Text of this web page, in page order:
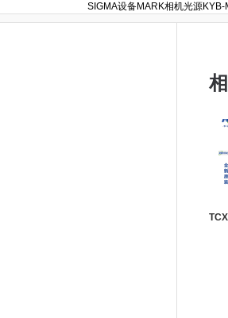
SIGMA设备MARK相机光源